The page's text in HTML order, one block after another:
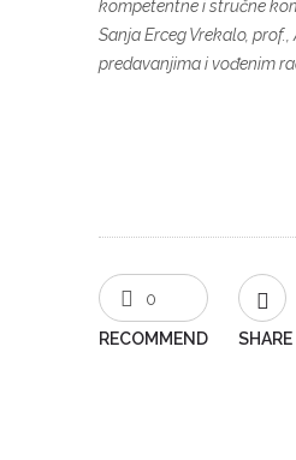
kompetentne i stručne
Sanja Erceg Vrekalo,
predavanjima i vođenim
0
RECOMMEND SHARE